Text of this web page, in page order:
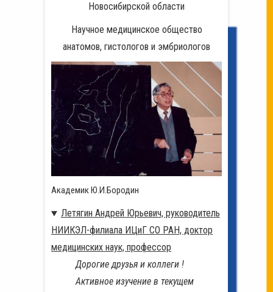
Новосибирской области
Научное медицинское общество
анатомов, гистологов и эмбриологов
Академик Ю.И.Бородин
Летягин Андрей Юрьевич, руководитель
НИИКЭЛ-филиала ИЦиГ СО РАН, доктор
медицинских наук, профессор
Дорогие друзья и коллеги !
Активное изучение в текущем